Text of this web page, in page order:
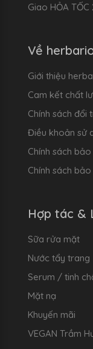
Giao HỎA TỐC
Về
Giới thiệu
Cam kết chất
Chính sách đổi
Điều khoản sử
Chính sách bảo
Chính sách
Hợp tác &
Sữa rửa mặt
Nước tẩy trang
Serum / tinh
Mặt nạ
Khuyến mãi
VEGAN Trầm